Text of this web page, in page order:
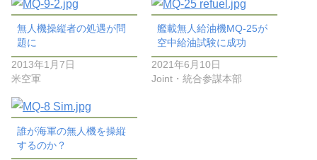
無人機操縦者の処遇が問
題に
2013年1月7日
米空軍
艦載無人給油機MQ-25が
空中給油試験に成功
2021年6月10日
Joint・統合参謀本部
誰が海軍の無人機を操縦
するのか？